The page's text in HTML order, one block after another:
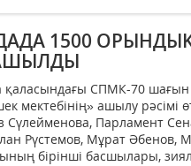
1500
қаласындағы СПМК-70
мектебінің» ашылу рәсімі
Сүлейменова, Парламент
Рүстемов, Мұрат Әбенов,
бірінші басшылары,